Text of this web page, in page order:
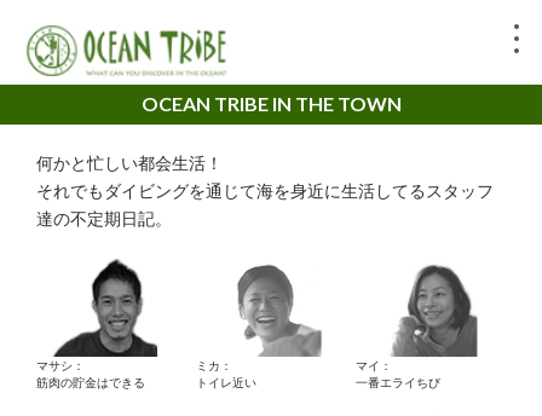
OCEAN TRIBE IN THE TOWN
何かと忙しい都会生活！
それでもダイビングを通じて海を身近に生活してるスタッフ
達の不定期日記。
マサシ：
筋肉の貯金はできる
ミカ：
トイレ近い
マイ：
一番エライちび